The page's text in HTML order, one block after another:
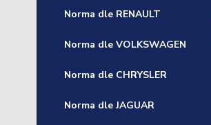
Norma dle RENAULT
Norma dle VOLKSWAGEN
Norma dle CHRYSLER
Norma dle JAGUAR